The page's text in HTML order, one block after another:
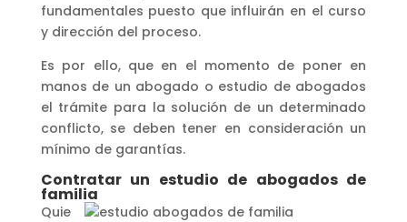
fundamentales puesto que influirán en el curso
y dirección del proceso.
Es por ello, que en el momento de poner en
manos de un abogado o estudio de abogados
el trámite para la solución de un determinado
conflicto, se deben tener en consideración un
mínimo de garantías.
Contratar un estudio de abogados de
familia
Quie